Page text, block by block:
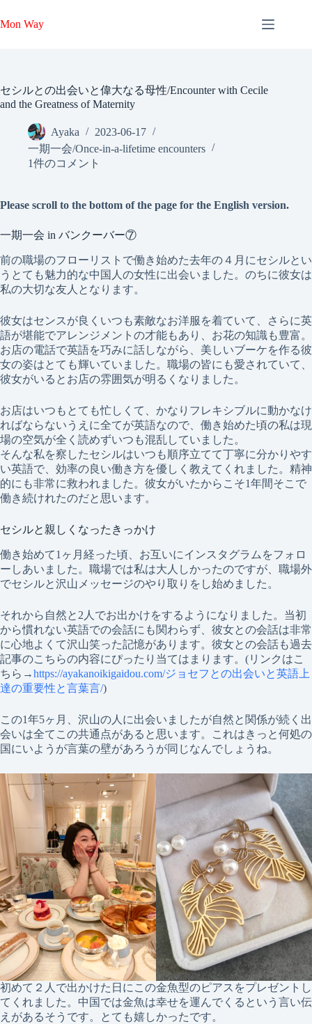
ン
ス
キ
Mon Way
セシルとの出会いと偉大なる母性/Encounter with Cecile
and the Greatness of Maternity
Ayaka
2023-06-17
一期一会/Once-in-a-lifetime encounters
1件のコメント
Please scroll to the bottom of the page for the English version.
一期一会 in バンクーバー⑦
前の職場のフローリストで働き始めた去年の４月にセシルとい
うとても魅力的な中国人の女性に出会いました。のちに彼女は
私の大切な友人となります。
彼女はセンスが良くいつも素敵なお洋服を着ていて、さらに英
語が堪能でアレンジメントの才能もあり、お花の知識も豊富。
お店の電話で英語を巧みに話しながら、美しいブーケを作る彼
女の姿はとても輝いていました。職場の皆にも愛されていて、
彼女がいるとお店の雰囲気が明るくなりました。
お店はいつもとても忙しくて、かなりフレキシブルに動かなけ
ればならないうえに全てが英語なので、働き始めた頃の私は現
場の空気が全く読めずいつも混乱していました。
そんな私を察したセシルはいつも順序立てて丁寧に分かりやす
い英語で、効率の良い働き方を優しく教えてくれました。精神
的にも非常に救われました。彼女がいたからこそ1年間そこで
働き続けれたのだと思います。
セシルと親しくなったきっかけ
働き始めて1ヶ月経った頃、お互いにインスタグラムをフォロ
ーしあいました。職場では私は大人しかったのですが、職場外
でセシルと沢山メッセージのやり取りをし始めました。
それから自然と2人でお出かけをするようになりました。当初
から慣れない英語での会話にも関わらず、彼女との会話は非常
に心地よくて沢山笑った記憶があります。彼女との会話も過去
記事のこちらの内容にぴったり当てはまります。(リンクはこ
ちら→https://ayakanoikigaidou.com/ジョセフとの出会いと英語上
達の重要性と言葉言/)
この1年5ヶ月、沢山の人に出会いましたが自然と関係が続く出
会いは全てこの共通点があると思います。これはきっと何処の
国にいようが言葉の壁があろうが同じなんでしょうね。
初めて２人で出かけた日にこの金魚型のピアスをプレゼントし
てくれました。中国では金魚は幸せを運んでくるという言い伝
えがあるそうです。とても嬉しかったです。